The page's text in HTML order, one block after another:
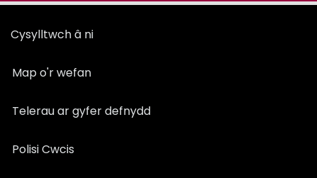
Cysylltwch â ni
Map o'r wefan
Telerau ar gyfer defnydd
Polisi Cwcis